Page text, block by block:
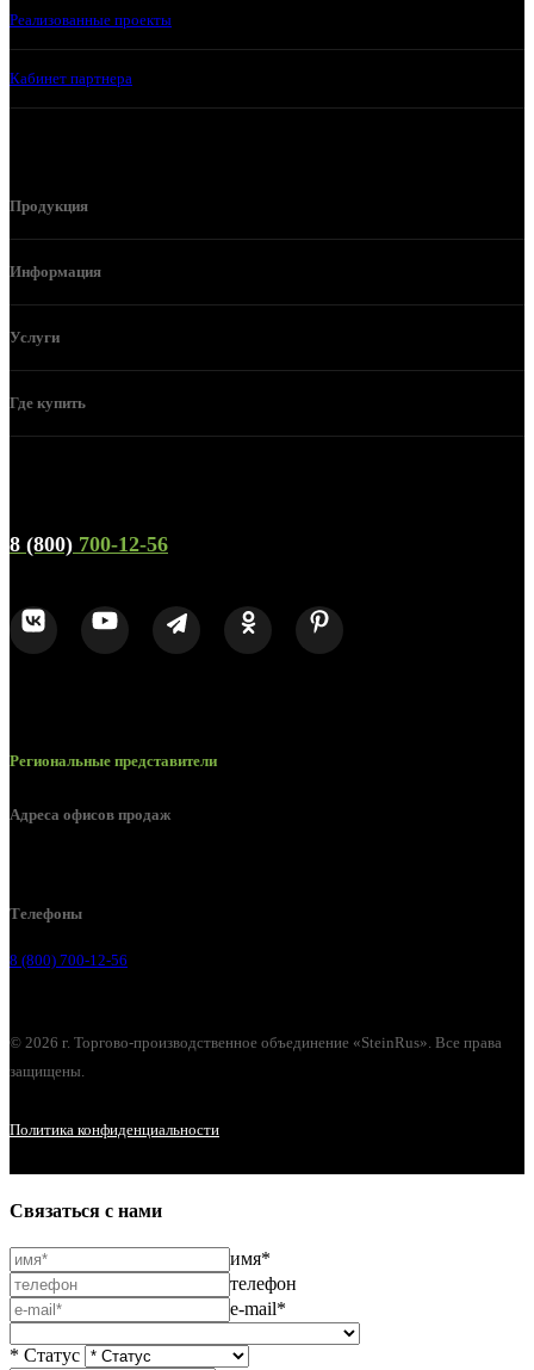
Реализованные проекты
Кабинет партнера
Продукция
Информация
Услуги
Где купить
8 (800) 700-12-56
Региональные представители
Адреса офисов продаж
Телефоны
8 (800) 700-12-56
© 2026 г. Торгово-производственное объединение «SteinRus». Все права
защищены.
Политика конфиденциальности
Связаться с нами
имя*
телефон
e-mail*
* Статус